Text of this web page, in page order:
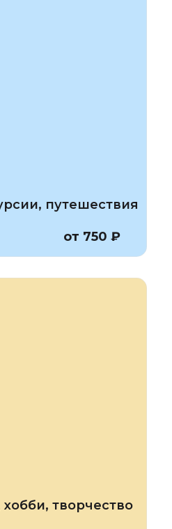
путешествия
от 750 ₽
творчество